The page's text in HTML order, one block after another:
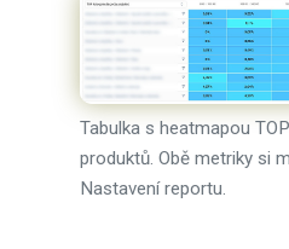
Tabulka s heatmapou
produktů. Obě metriky si
Nastavení reportu.